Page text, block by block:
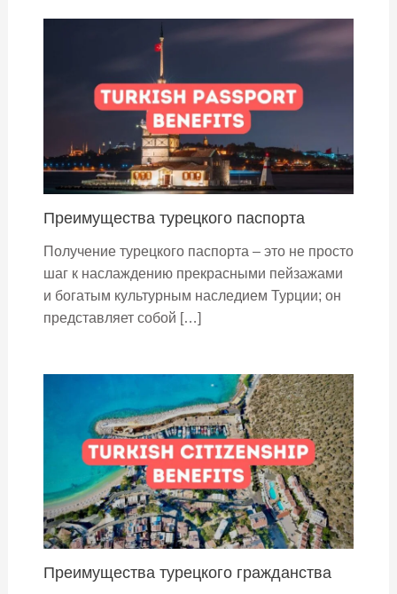
Преимущества турецкого паспорта
Получение турецкого паспорта – это не просто
шаг к наслаждению прекрасными пейзажами
и богатым культурным наследием Турции; он
представляет собой […]
Преимущества турецкого гражданства